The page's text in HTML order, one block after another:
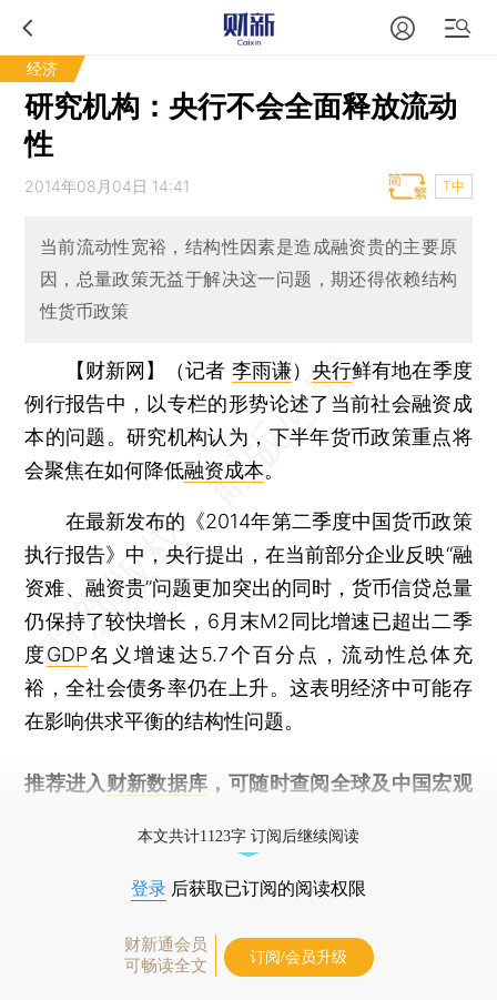
经济
研究机构：央行不会全面释放流动
性
2014年08月04日 14:41 T中
当前流动性宽裕，结构性因素是造成融资贵的主要原
因，总量政策无益于解决这一问题，期还得依赖结构
性货币政策
【财新网】（记者 李雨谦） 央行鲜有地在季度
例行报告中，以专栏的形势论述了当前社会融资成
本的问题。研究机构认为，下半年货币政策重点将
会聚焦在如何降低融资成本。
在最新发布的《2014年第二季度中国货币政策
执行报告》中，央行提出，在当前部分企业反映“融
资难、融资贵”问题更加突出的同时，货币信贷总量
仍保持了较快增长，6月末M2同比增速已超出二季
度GDP名义增速达5.7个百分点，流动性总体充
裕，全社会债务率仍在上升。这表明经济中可能存
在影响供求平衡的结构性问题。
推荐进入 财新数据库 ，可随时查阅全球及中国宏观
本文共计1123字 订阅后继续阅读
登录 后获取已订阅的阅读权限
财新通会员
可畅读全文
订阅/会员升级